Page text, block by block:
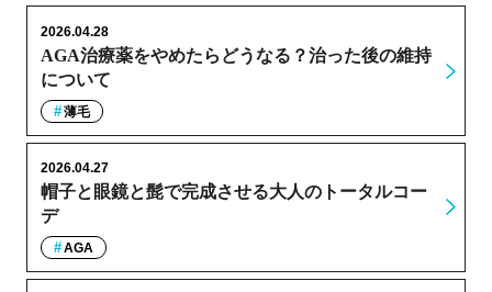
AGA治療薬をやめたらどうなる？治った後の維持
について
2026.04.28
薄毛
帽子と眼鏡と髭で完成させる大人のトータルコー
デ
2026.04.27
AGA